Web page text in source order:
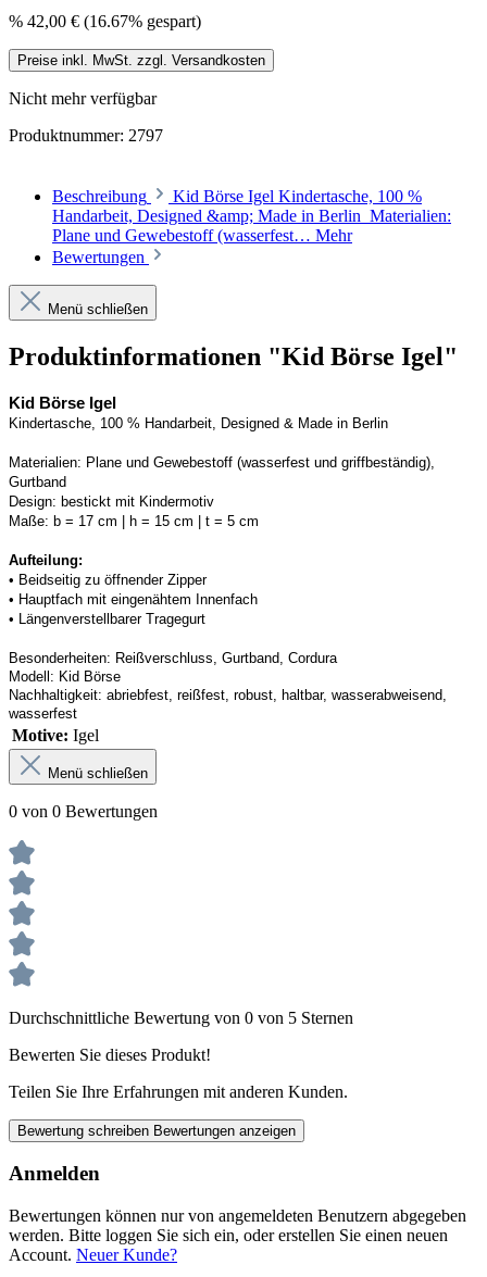
% 42,00 € (16.67% gespart)
Preise inkl. MwSt. zzgl. Versandkosten
Nicht mehr verfügbar
Produktnummer: 2797
Beschreibung
Kid Börse Igel Kindertasche, 100 %
Handarbeit, Designed &amp; Made in Berlin Materialien:
Plane und Gewebestoff (wasserfest… Mehr
Bewertungen
Menü schließen
Produktinformationen "Kid Börse Igel"
Kid Börse Igel
Kindertasche, 100 % Handarbeit, Designed & Made in Berlin
Materialien: Plane und Gewebestoff (wasserfest und griffbeständig)
Gurtband
Design: bestickt mit Kindermotiv
Maße: b = 17 cm | h = 15 cm | t = 5 cm
Aufteilung:
• Beidseitig zu öffnender Zipper
• Hauptfach mit eingenähtem Innenfach
• Längenverstellbarer Tragegurt
Besonderheiten: Reißverschluss , Gurtband, Cordura
Modell: Kid Börse
Nachhaltigkeit: abriebfest, reißfest, robust haltbar, wasserabweisend,
wasserfest
Motive: Igel
Menü schließen
0 von 0 Bewertungen
Durchschnittliche Bewertung von 0 von 5 Sternen
Bewerten Sie dieses Produkt!
Teilen Sie Ihre Erfahrungen mit anderen Kunden.
Bewertung schreiben Bewertungen anzeigen
Anmelden
Bewertungen können nur von angemeldeten Benutzern abgegeben
werden. Bitte loggen Sie sich ein, oder erstellen Sie einen neuen
Account. Neuer Kunde?